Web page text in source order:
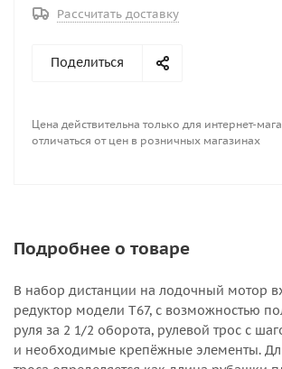
Рассчитать доставку
Поделиться
Цена действительна только для интернет-
отличаться от цен в розничных магазинах
Подробнее о товаре
В набор дистанции на лодочный мотор
редуктор модели Т67, с возможностью
руля за 2 1/2 оборота, рулевой трос c
и необходимые крепёжные элементы.